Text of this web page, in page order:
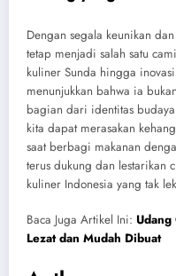
Dengan segala keunikan
tetap menjadi salah satu
kuliner Sunda hingga
menunjukkan bahwa ia
bagian dari identitas
kita dapat merasakan
saat berbagi makanan
terus dukung dan lestarikan
kuliner Indonesia yang tak
Baca Juga Artikel Ini:
Lezat dan Mudah Dibuat